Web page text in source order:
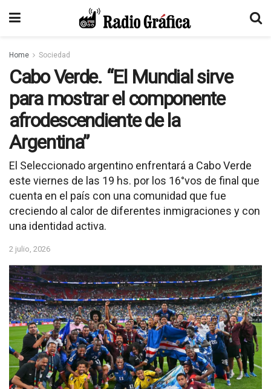
Home Sociedad
Cabo Verde. “El Mundial sirve
para mostrar el componente
afrodescendiente de la
Argentina”
El Seleccionado argentino enfrentará a Cabo Verde
este viernes de las 19 hs. por los 16°vos de final que
cuenta en el país con una comunidad que fue
creciendo al calor de diferentes inmigraciones y con
una identidad activa.
2 julio, 2026